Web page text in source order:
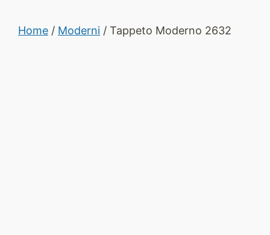
Home / Moderni / Tappeto Moderno 2632